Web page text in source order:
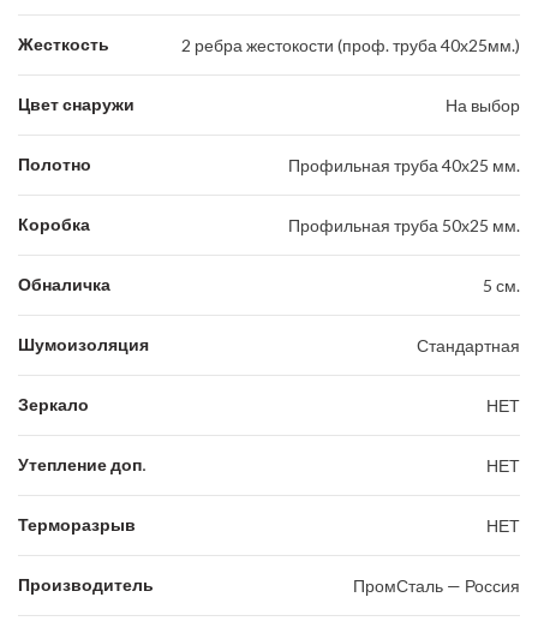
Жесткость 2 ребра жестокости (проф. труба 40х25мм.)
Цвет снаружи На выбор
Полотно Профильная труба 40х25 мм.
Коробка Профильная труба 50х25 мм.
Обналичка 5 см.
Шумоизоляция Стандартная
Зеркало НЕТ
Утепление доп. НЕТ
Терморазрыв НЕТ
Производитель ПромСталь — Россия